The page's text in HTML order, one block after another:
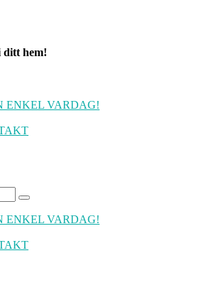
ditt hem!
ENKEL VARDAG!
Sök
ENKEL VARDAG!